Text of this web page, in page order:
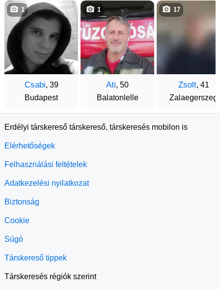
Csabi, 39
Budapest
1
Ati, 50
Balatonlelle
1
Zsolt, 41
Zalaegerszeg
17
Erdélyi társkereső társkereső, társkeresés mobilon is
Elérhetőségek
Felhasználási feltételek
Adatkezelési nyilatkozat
Biztonság
Cookie
Súgó
Társkereső tippek
Társkeresés régiók szerint